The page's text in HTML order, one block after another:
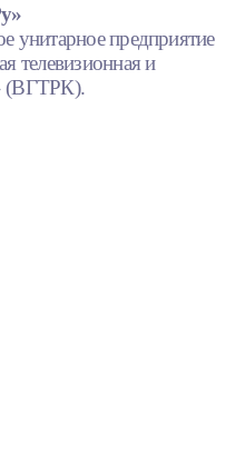
унитарное предприятие
телевизионная и
(ВГТРК).